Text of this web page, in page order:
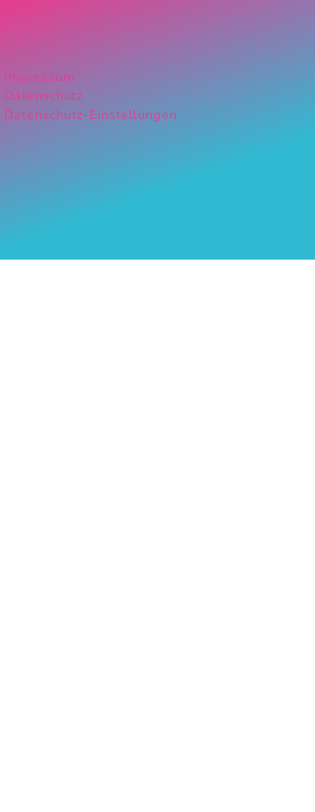
Impressum
Datenschutz
Datenschutz-Einstellungen